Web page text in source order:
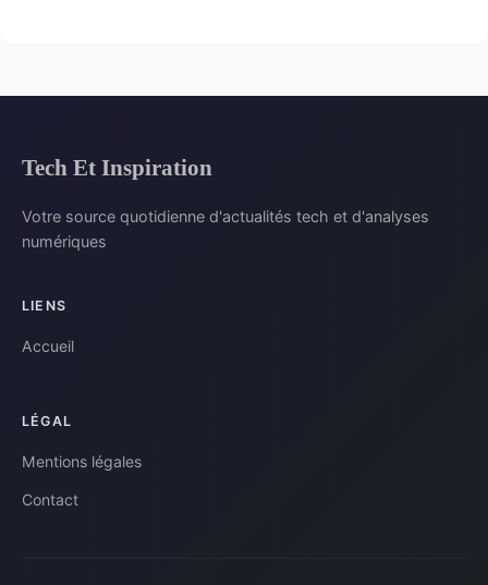
Tech Et Inspiration
Votre source quotidienne d'actualités tech et d'analyses
numériques
LIENS
Accueil
LÉGAL
Mentions légales
Contact